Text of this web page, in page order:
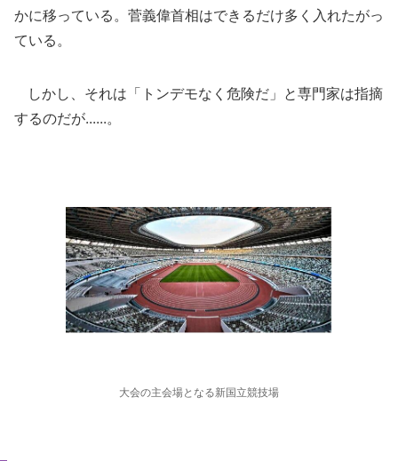
かに移っている。菅義偉首相はできるだけ多く入れたがっ
ている。
しかし、それは「トンデモなく危険だ」と専門家は指摘
するのだが......。
大会の主会場となる新国立競技場